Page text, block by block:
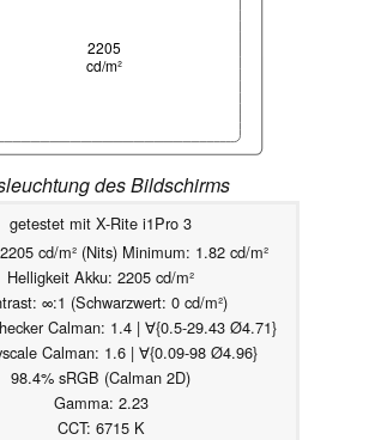
2205
cd/m²
des Bildschirms
getestet mit X-Rite i1Pro 3
cd/m² (Nits) Minimum: 1.82 cd/m²
Helligkeit Akku: 2205 cd/m²
∞:1 (Schwarzwert: 0 cd/m²)
Calman: 1.4 | ∀{0.5-29.43 Ø4.71}
Calman: 1.6 | ∀{0.09-98 Ø4.96}
98.4% sRGB (Calman 2D)
Gamma: 2.23
CCT: 6715 K